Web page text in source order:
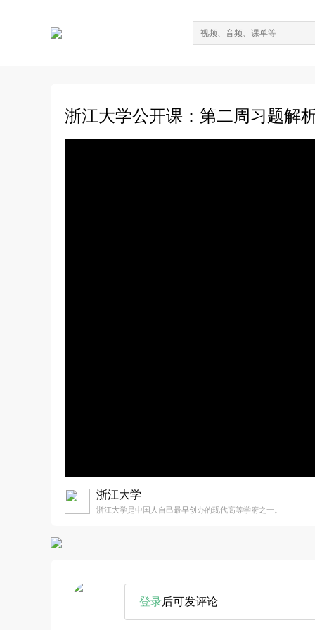
浙江大学公开课：第二周习题解
浙江大学
浙江大学是中国人自己最早创办的现代高等学府之一。
登录后可发评论